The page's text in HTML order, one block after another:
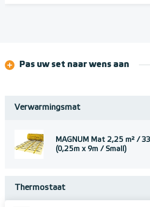
Pas uw set naar wens aan
Verwarmingsmat
MAGNUM Mat 2,25 m² /
(0,25m x 9m / Small)
Thermostaat